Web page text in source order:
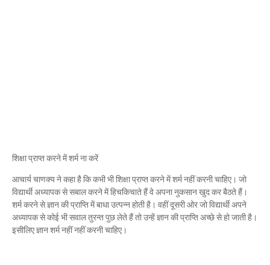
शिक्षा प्राप्त करने में शर्म ना करें
आचार्य चाणक्य ने कहा है कि कभी भी शिक्षा प्राप्त करने में शर्म नहीं करनी चाहिए। जो
विद्यार्थी अध्यापक से सबाल करने में हिचकिचाते हैं वे अपना नुकसान खुद कर बैठते हैं।
शर्म करने से ज्ञान की प्राप्ति में बाधा उत्पन्न होती है। वहीं दूसरी ओर जो विद्यार्थी अपने
अध्यापक से कोई भी सवाल तुरन्त पुछ लेते हैं तो उन्हें ज्ञान की प्राप्ति अच्छे से हो जाती है।
इसीलिए ज्ञान शर्म नहीं नहीं करनी चाहिए।